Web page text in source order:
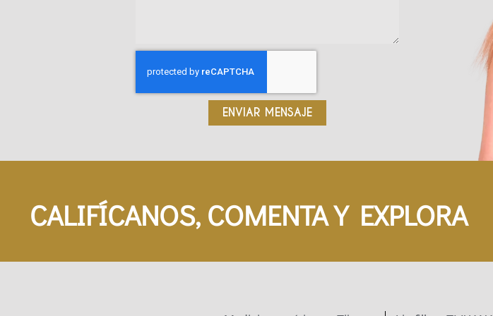
ENVIAR MENSAJE
CALIFÍCANOS, COMENTA Y EXPLORA